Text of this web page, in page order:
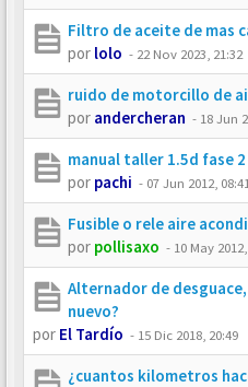
Filtro de aceite de mas
por lolo - 22 Nov 2023, 21:32
ruido de motorcillo de
por andercheran - 18 Jun
manual taller 1.5d fase 2
por pachi - 07 Jun 2012, 08:41
Fusible o rele aire
por pollisaxo - 10 May
Alternador de
nuevo?
por El Tardío - 15 Dic 2018, 20:49
¿cuantos kilometros